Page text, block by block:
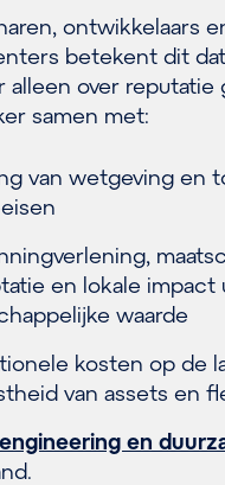
ontwikkelaars
betekent dit
alleen over reputatie
samen met:
van wetgeving en
en lokale impact
waarde
kosten op de
van assets en
engineering en